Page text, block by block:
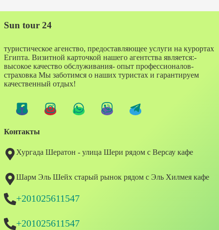
Sun tour 24
туристическое агенство, предоставляющее услуги на курортах
Египта. Визитной карточкой нашего агентства является:-
высокое качество обслуживания- опыт профессионалов-
страховка Мы заботимся о наших туристах и гарантируем
качественный отдых!
Контакты
Хургада Шератон - улица Шери рядом с Версау кафе
Шарм Эль Шейх старый рынок рядом с Эль Хилмея кафе
+201025611547
+201025611547